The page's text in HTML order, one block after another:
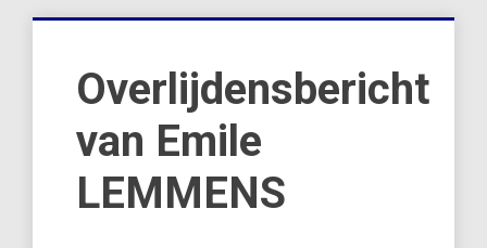
Overlijdensbericht
van Emile
LEMMENS